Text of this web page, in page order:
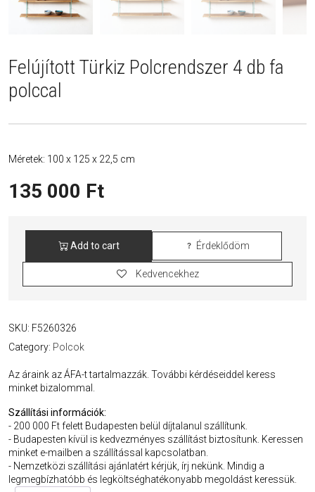
Felújított Türkiz Polcrendszer 4 db fa
polccal
Méretek: 100 x 125 x 22,5 cm
135 000 Ft
Türkiz
polccal
quantity
Add to cart Érdeklődöm
Kedvencekhez
SKU: F5260326
Category: Polcok
Az áraink az ÁFA-t tartalmazzák. További kérdéseiddel keress
minket bizalommal.
Szállítási információk:
- 200 000 Ft felett Budapesten belül díjtalanul szállítunk.
- Budapesten kívül is kedvezményes szállítást biztosítunk. Keressen
minket e-mailben a szállítással kapcsolatban.
- Nemzetközi szállítási ajánlatért kérjük, írj nekünk. Mindig a
legmegbízhatóbb és legköltséghatékonyabb megoldást keressük.